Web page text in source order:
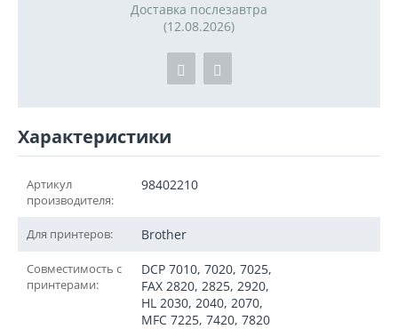
Доставка послезавтра
(12.08.2026)
Характеристики
Артикул
производителя:
98402210
Для принтеров: Brother
Совместимость с
принтерами:
DCP 7010, 7020, 7025,
FAX 2820, 2825, 2920,
HL 2030, 2040, 2070,
MFC 7225, 7420, 7820